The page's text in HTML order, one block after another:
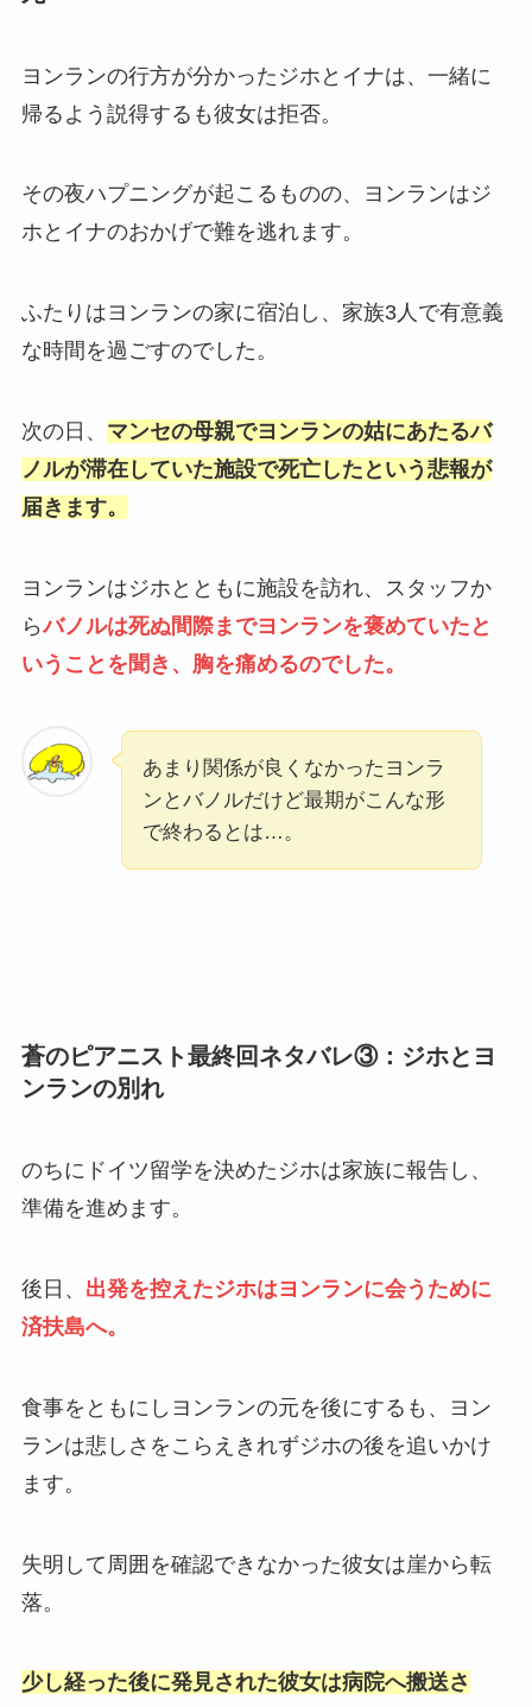
ヨンランの行方が分かったジホとイナは、一緒に
帰るよう説得するも彼女は拒否。
その夜ハプニングが起こるものの、ヨンランはジ
ホとイナのおかげで難を逃れます。
ふたりはヨンランの家に宿泊し、家族3人で有意義
な時間を過ごすのでした。
次の日、 マンセの母親でヨンランの姑にあたるバ
ノルが滞在していた施設で死亡したという悲報が
届きます。
ヨンランはジホとともに施設を訪れ、スタッフか
らバノルは死ぬ間際までヨンランを褒めていたと
いうことを聞き、胸を痛めるのでした。
あまり関係が良くなかったヨンラ
ンとバノルだけど最期がこんな形
で終わるとは…。
蒼のピアニスト最終回ネタバレ③：ジホとヨ
ンランの別れ
のちにドイツ留学を決めたジホは家族に報告し、
準備を進めます。
後日、 出発を控えたジホはヨンランに会うために
済扶島へ。
食事をともにしヨンランの元を後にするも、ヨン
ランは悲しさをこらえきれずジホの後を追いかけ
ます。
失明して周囲を確認できなかった彼女は崖から転
落。
少し経った後に発見された彼女は病院へ搬送さ